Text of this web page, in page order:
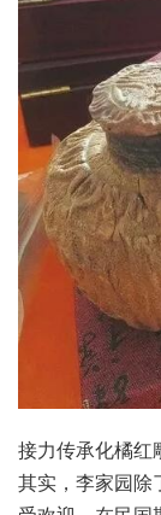
接力传承化橘红
其实，李家园除